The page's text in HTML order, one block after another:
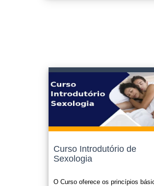
Curso Introdutório de
Sexologia
O Curso oferece os princípios